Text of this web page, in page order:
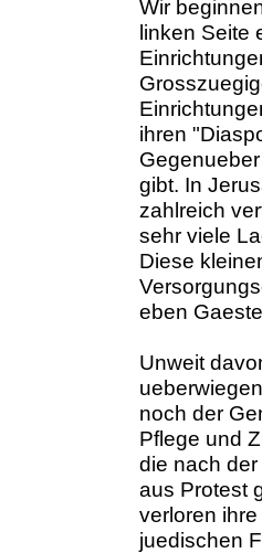
Wir
linken Seite
ihren
gibt. In
zahlreich
sehr viele
Diese
eben
Unweit
noch der
Pflege und
die nach
aus Protest
verloren
juedischen